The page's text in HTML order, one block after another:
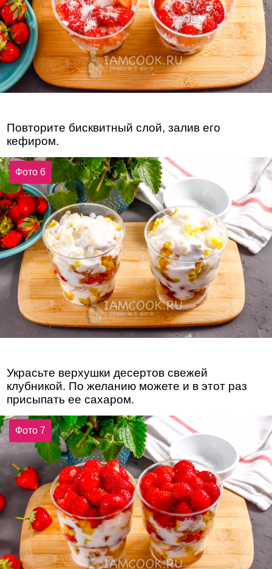
Повторите бисквитный слой, залив его
кефиром.
Фото 6
Украсьте верхушки десертов свежей
клубникой. По желанию можете и в этот раз
присыпать ее сахаром.
Фото 7